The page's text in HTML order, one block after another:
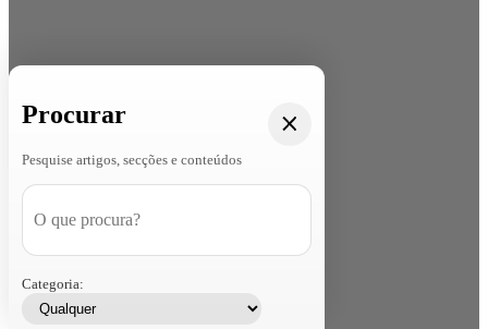
Procurar
Pesquise artigos, secções e conteúdos
Categoria: